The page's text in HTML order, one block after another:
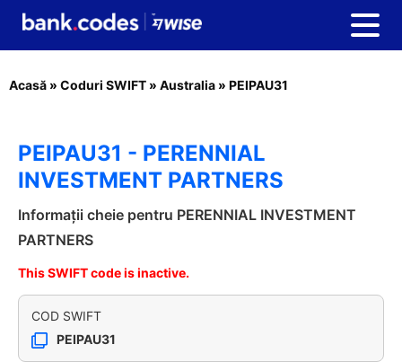
Acasă » Coduri SWIFT » Australia » PEIPAU31
PEIPAU31 - PERENNIAL
INVESTMENT PARTNERS
Informații cheie pentru PERENNIAL INVESTMENT
PARTNERS
This SWIFT code is inactive.
COD SWIFT
PEIPAU31